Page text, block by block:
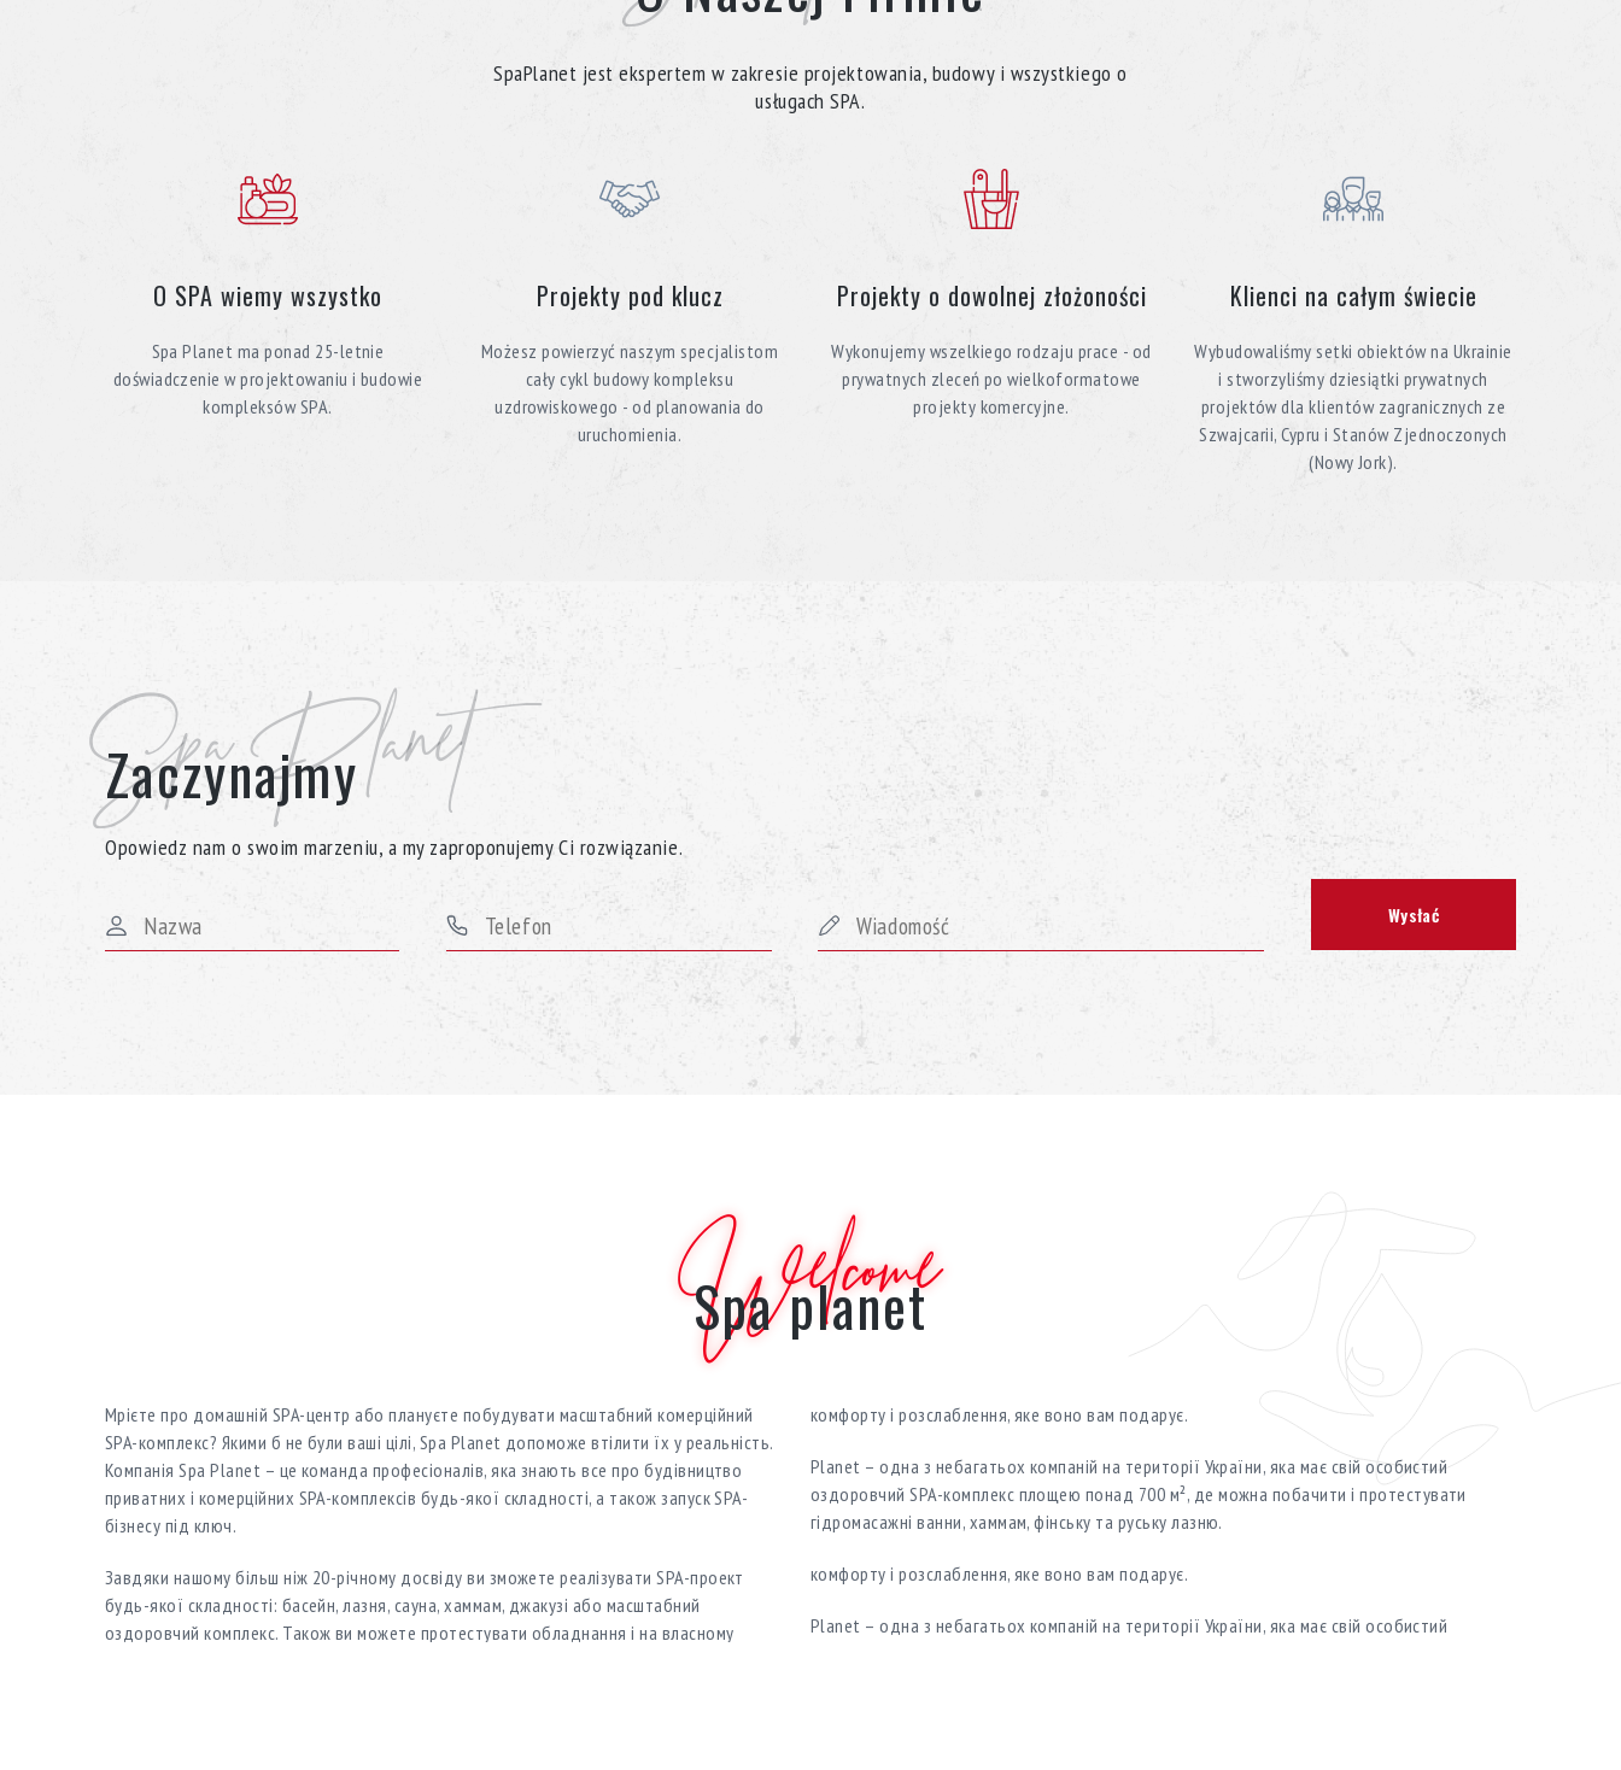
SpaPlanet jest ekspertem w zakresie projektowania, budowy i wszystkiego o
usługach SPA.
O SPA wiemy wszystko
Spa Planet ma ponad 25-letnie
doświadczenie w projektowaniu i budowie
kompleksów SPA.
Projekty pod klucz
Możesz powierzyć naszym specjalistom
cały cykl budowy kompleksu
uzdrowiskowego - od planowania do
uruchomienia.
Projekty o dowolnej złożoności
Wykonujemy wszelkiego rodzaju prace - od
prywatnych zleceń po wielkoformatowe
projekty komercyjne.
Klienci na całym świecie
Wybudowaliśmy setki obiektów na Ukrainie
i stworzyliśmy dziesiątki prywatnych
projektów dla klientów zagranicznych ze
Szwajcarii, Cypru i Stanów Zjednoczonych
(Nowy Jork).
Spa Planet
Zaczynajmy
Opowiedz nam o swoim marzeniu, a my zaproponujemy Ci rozwiązanie.
Welcome
Spa planet
Мрієте про домашній SPA-центр або плануєте побудувати масштабний комерційний
SPA-комплекс? Якими б не були ваші цілі, Spa Planet допоможе втілити їх у реальність.
Компанія Spa Planet – це команда професіоналів, яка знають все про будівництво
приватних і комерційних SPA-комплексів будь-якої складності, а також запуск SPA-
бізнесу під ключ.
Завдяки нашому більш ніж 20-річному досвіду ви зможете реалізувати SPA-проект
будь-якої складності: басейн, лазня, сауна, хаммам, джакузі або масштабний
оздоровчий комплекс. Також ви можете протестувати обладнання і на власному
комфорту і розслаблення, яке воно вам подарує.
Planet – одна з небагатьох компаній на території України, яка має свій особистий
оздоровчий SPA-комплекс площею понад 700 м², де можна побачити і протестувати
гідромасажні ванни, хаммам, фінську та руську лазню.
комфорту і розслаблення, яке воно вам подарує.
Planet – одна з небагатьох компаній на території України, яка має свій особистий